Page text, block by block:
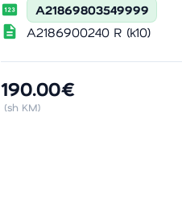
pin A21869803549999
description A2186900240 R (k10)
190.00€
(sh KM)